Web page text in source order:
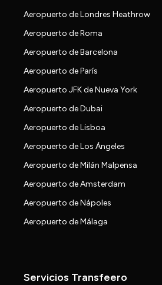
Aeropuerto de Londres Heathrow
Aeropuerto de Roma
Aeropuerto de Barcelona
Aeropuerto de París
Aeropuerto JFK de Nueva York
Aeropuerto de Dubai
Aeropuerto de Lisboa
Aeropuerto de Los Ángeles
Aeropuerto de Milán Malpensa
Aeropuerto de Amsterdam
Aeropuerto de Nápoles
Aeropuerto de Málaga
Servicios Transfeero